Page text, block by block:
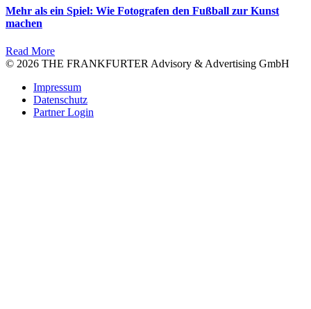
Mehr als ein Spiel: Wie Fotografen den Fußball zur Kunst
machen
Read More
© 2026 THE FRANKFURTER Advisory & Advertising GmbH
Impressum
Datenschutz
Partner Login